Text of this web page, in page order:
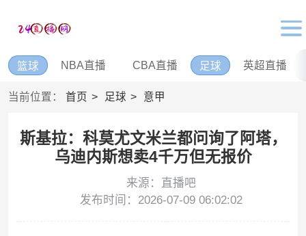
篮球 NBA直播 CBA直播 足球 英超直播
当前位置： 首页 足球 意甲
斯基拉：科莫尤文米兰都问询了阿塔，
乌迪内斯想卖4千万但无报价
来源：直播吧
发布时间：2026-07-09 06:02:02